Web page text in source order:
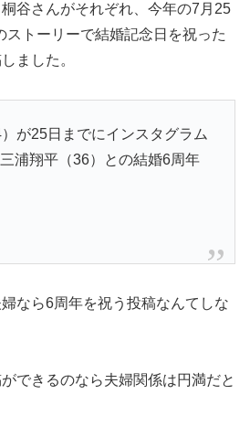
谷さんがそれぞれ、今年の7月25
ストーリーで結婚記念日を祝った
ました。
が25日までにインスタグラム
浦翔平（36）との結婚6周年
なら6周年を祝う投稿なんてしな
できるのなら夫婦関係は円満だと